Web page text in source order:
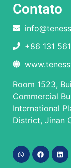
Contato
+86 131
Room 1523,
Commercial
International
District, Jinan